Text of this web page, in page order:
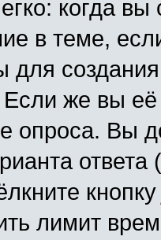
когда
в теме,
для
Если же вы её
опроса. Вы
ответа
лимит